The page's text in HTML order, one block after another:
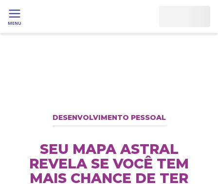
MENU
DESENVOLVIMENTO PESSOAL
SEU MAPA ASTRAL
REVELA SE VOCÊ TEM
MAIS CHANCE DE TER